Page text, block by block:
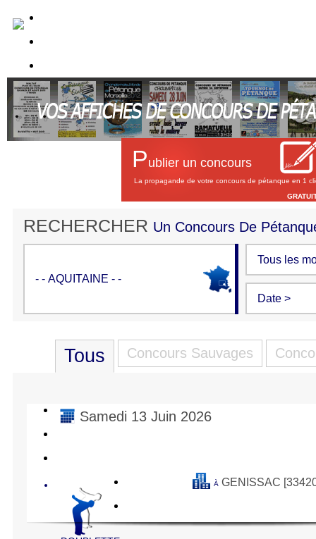
Publier un concours
La propagande de votre concours de pétanque en 1
RECHERCHER Un Concours De
Tous Concours Sauvages
Samedi 13 Juin 2026
À GENISSAC